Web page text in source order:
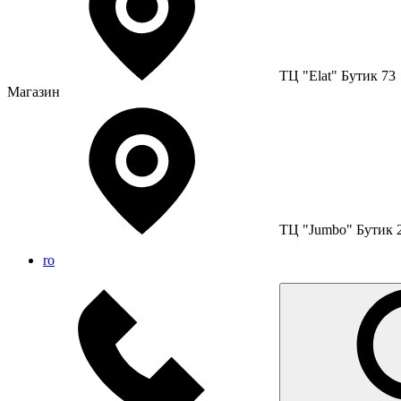
ТЦ "Elat" Бутик 73
Магазин
ТЦ "Jumbo" Бутик
ro